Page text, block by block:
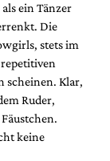
ein Tänzer
Die
stets im
scheinen. Klar,
Ruder,
keine